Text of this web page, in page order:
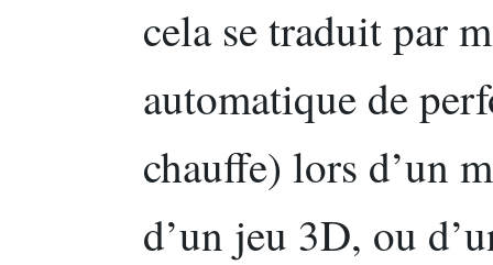
cela se traduit par
automatique de
chauffe) lors d’un
d’un jeu 3D, ou